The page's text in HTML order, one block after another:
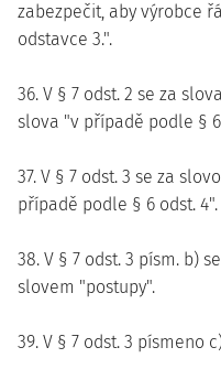
zabezpečit, aby výrobce
odstavce 3.".
36. V § 7 odst. 2 se za
slova "v případě podle § 6
37. V § 7 odst. 3 se za
případě podle § 6 odst. 4".
38. V § 7 odst. 3 písm. b)
slovem "postupy".
39. V § 7 odst. 3 písmeno